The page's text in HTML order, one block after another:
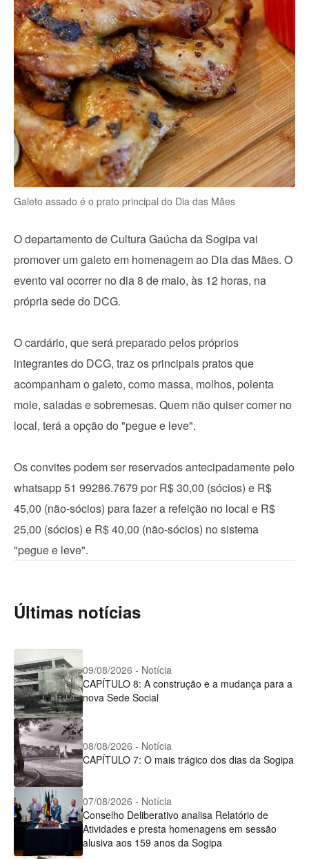
Galeto assado é o prato principal do Dia das Mães
O departamento de Cultura Gaúcha da Sogipa vai
promover um galeto em homenagem ao Dia das Mães. O
evento vai ocorrer no dia 8 de maio, às 12 horas, na
própria sede do DCG.
O cardário, que será preparado pelos próprios
integrantes do DCG, traz os principais pratos que
acompanham o galeto, como massa, molhos, polenta
mole, saladas e sobremesas. Quem não quiser comer no
local, terá a opção do "pegue e leve".
Os convites podem ser reservados antecipadamente pelo
whatsapp 51 99286.7679 por R$ 30,00 (sócios) e R$
45,00 (não-sócios) para fazer a refeição no local e R$
25,00 (sócios) e R$ 40,00 (não-sócios) no sistema
"pegue e leve".
Últimas notícias
09/08/2026 - Notícia
CAPÍTULO 8: A construção e a mudança para a
nova Sede Social
08/08/2026 - Notícia
CAPÍTULO 7: O mais trágico dos dias da Sogipa
07/08/2026 - Notícia
Conselho Deliberativo analisa Relatório de
Atividades e presta homenagens em sessão
alusiva aos 159 anos da Sogipa